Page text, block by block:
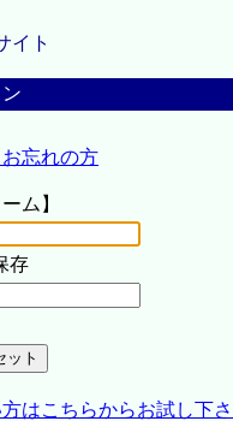
イト
忘れの方
ム】
存
はこちらからお試し下